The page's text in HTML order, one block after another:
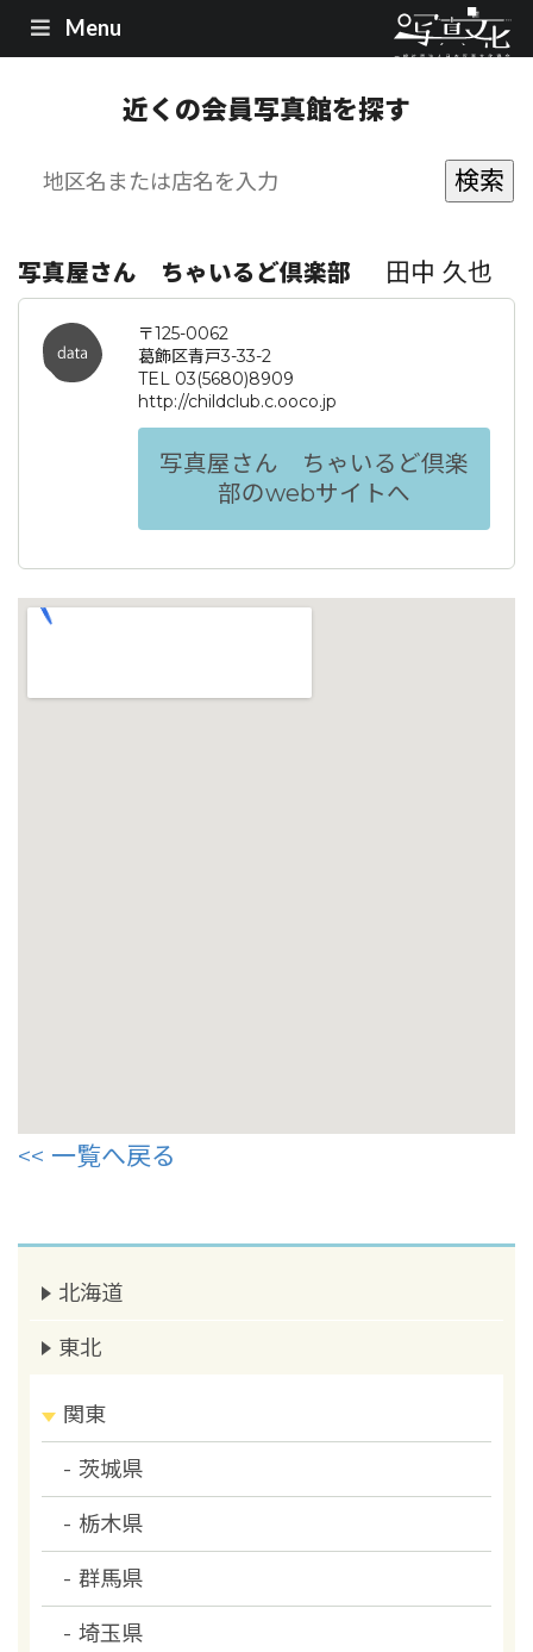
Menu
近くの会員写真館を探す
写真屋さん ちゃいるど倶楽部 田中 久也
〒125-0062
葛飾区青戸3-33-2
TEL 03(5680)8909
http://childclub.c.ooco.jp
写真屋さん ちゃいるど倶楽
部のwebサイトへ
一覧へ戻る
北海道
東北
関東
茨城県
栃木県
群馬県
埼玉県